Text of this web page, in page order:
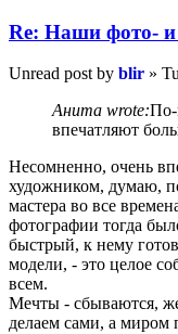
Re: Наши фото- и
Unread post by blir »
Анита wrote:По-
впечатляют
Несомненно, очень
художником, думаю,
мастера во все
фотографии тогда
быстрый, к нему
модели, - это целое
всем.
Мечты - сбываются,
делаем сами, а миром